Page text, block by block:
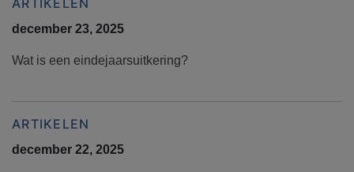
ARTIKELEN
december 23, 2025
Wat is een eindejaarsuitkering?
ARTIKELEN
december 22, 2025